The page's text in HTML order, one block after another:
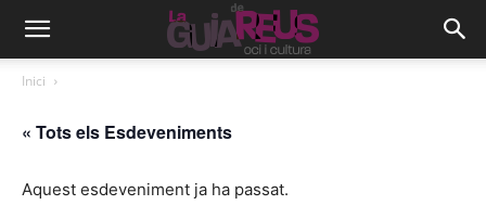
Inici
« Tots els Esdeveniments
Aquest esdeveniment ja ha passat.